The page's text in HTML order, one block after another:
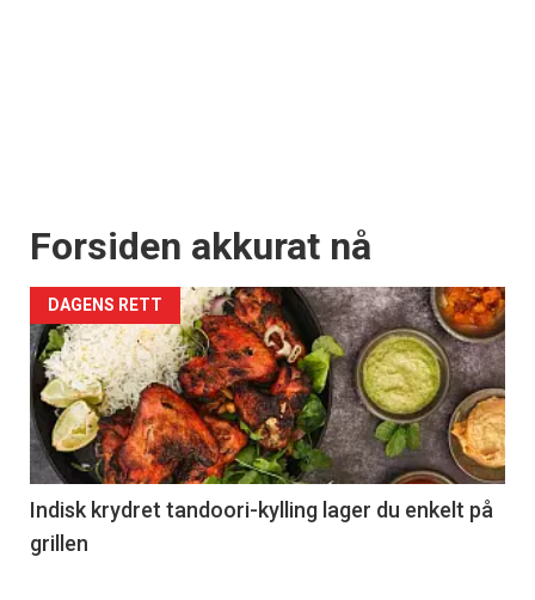
Forsiden akkurat nå
DAGENS RETT
Indisk krydret tandoori-kylling lager du enkelt på
grillen